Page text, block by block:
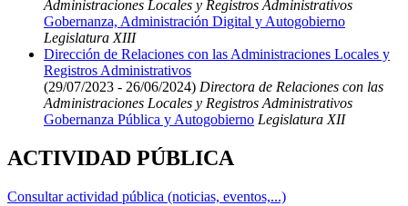
Administraciones Locales y Registros Administrativos
Gobernanza, Administración Digital y Autogobierno
Legislatura XIII
Dirección de Relaciones con las Administraciones Locales y
Registros Administrativos
(29/07/2023 - 26/06/2024) Directora de Relaciones con las
Administraciones Locales y Registros Administrativos
Gobernanza Pública y Autogobierno Legislatura XII
ACTIVIDAD PÚBLICA
Consultar actividad pública (noticias, eventos,...)